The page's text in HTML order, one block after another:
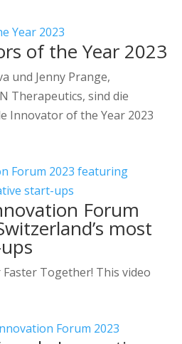
of the Year 2023
und Jenny Prange,
Therapeutics, sind die
Innovator of the Year 2023
Forum
most
Together! This video